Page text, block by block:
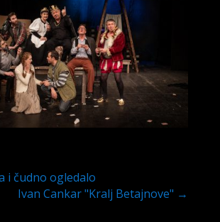
i čudno ogledalo
Ivan Cankar "Kralj Betajnove" →